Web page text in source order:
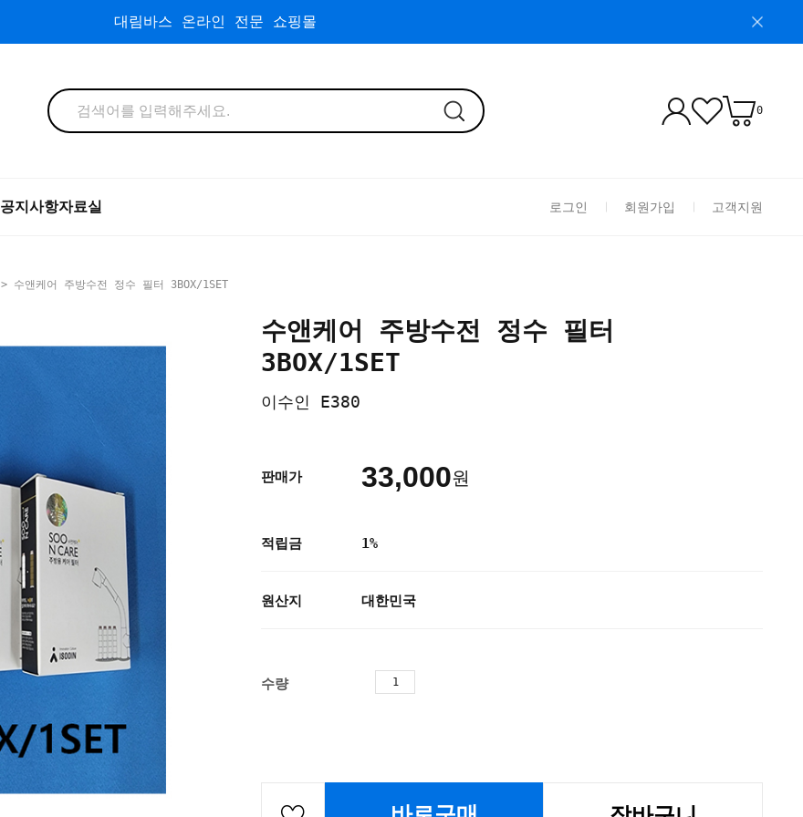
대림바스 온라인 전문 쇼핑몰
0
공지사항자료실 로그인 회원가입 고객지원
> 수앤케어 주방수전 정수 필터 3BOX/1SET
수앤케어 주방수전 정수 필터
3BOX/1SET
이수인 E380
판매가 33,000원
적립금 1%
원산지 대한민국
수량